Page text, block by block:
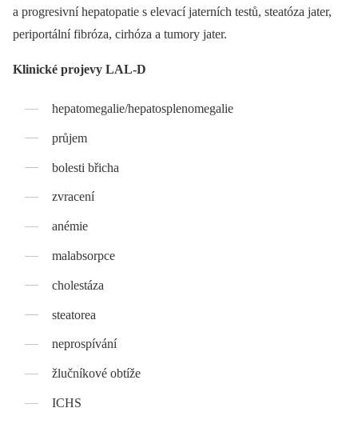
a progresivní hepatopatie s elevací jaterních testů, steatóza jater,
periportální fibróza, cirhóza a tumory jater.
Klinické projevy LAL-D
hepatomegalie/hepatosplenomegalie
průjem
bolesti břicha
zvracení
anémie
malabsorpce
cholestáza
steatorea
neprospívání
žlučníkové obtíže
ICHS